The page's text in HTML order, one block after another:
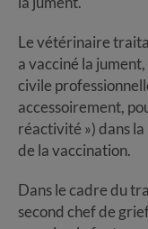
Le vétérinaire
a vacciné la
civile
accessoirement,
réactivité ») dans
de la vaccination.
Dans le cadre du
second chef de